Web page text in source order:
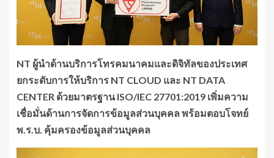
NT ผู้นำด้านบริการโทรคมนาคมและดิจิทัลของประเทศ
ยกระดับการให้บริการ NT CLOUD และ NT DATA
CENTER ด้วยมาตรฐาน ISO/IEC 27701:2019 เพิ่มความ
เชื่อมั่นด้านการจัดการข้อมูลส่วนบุคคล พร้อมตอบโจทย์
พ.ร.บ. คุ้มครองข้อมูลส่วนบุคคล